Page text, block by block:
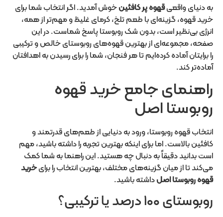
به دنیای واقعیقهوه پر کافئینخوش آمدید. اگر انتخاب شما برای
خرید قهوه، گزینه‌ای با طعم تلخ، کرمای غلیظ و مهم‌تر از همه،
انرژی بی‌نظیر است، بدون شک روبوستا پاسخ شماست. در این
صفحه، مجموعه‌ای از بهترین قهوه‌های روبوستای خالص و ترکیبی
را برایتان آماده کرده‌ایم تا هر فنجان، شما را برای رسیدن به اهدافتان
آماده‌تر کند.
راهنمای جامع خرید قهوه
روبوستا اصل
انتخاب قهوه روبوستا، ورود به دنیایی از طعم‌های قدرتمند و
کافئین بالاست. اما برای اینکه بهترین تجربه را داشته باشید، مهم
است بدانید دقیقاً به دنبال چه هستید. این راهنما به شما کمک
می‌کند تا از میان گزینه‌های مختلف، بهترین انتخاب را برایخرید
قهوه روبوستا اصلداشته باشید.
روبوستای ۱۰۰ درصد یا ترکیبی؟